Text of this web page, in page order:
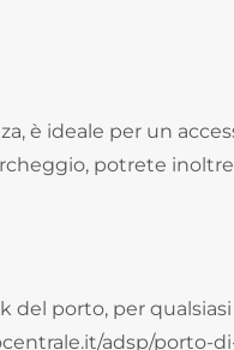
è ideale per un
potrete
del porto, per
adsp/porto-